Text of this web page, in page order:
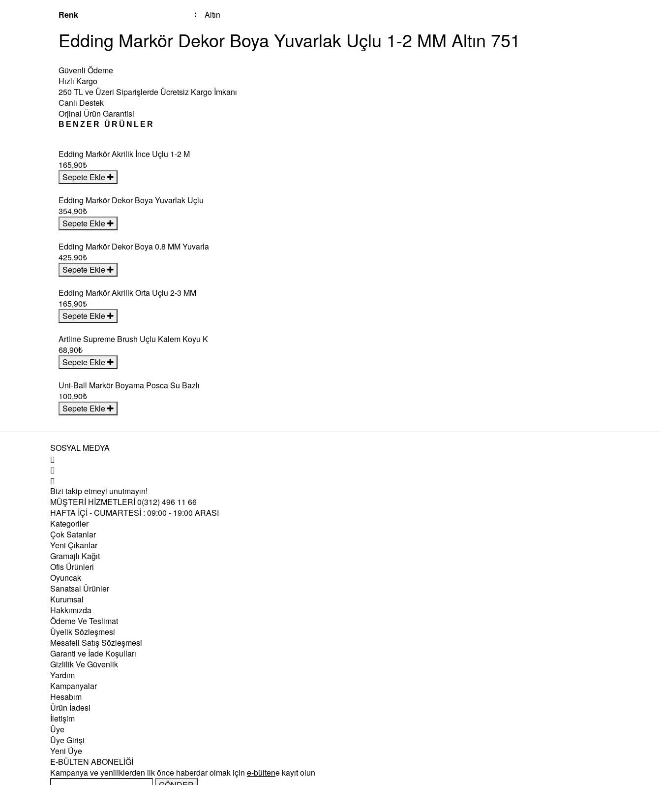
Renk Altın
Edding Markör Dekor Boya Yuvarlak Uçlu 1-2 MM Altın 751
Güvenli Ödeme
Hızlı Kargo
250 TL ve Üzeri Siparişlerde Ücretsiz Kargo İmkanı
Canlı Destek
Orjinal Ürün Garantisi
BENZER ÜRÜNLER
Edding Markör Akrilik İnce Uçlu 1-2 M
165,90₺
Sepete Ekle
Edding Markör Dekor Boya Yuvarlak Uçlu
354,90₺
Sepete Ekle
Edding Markör Dekor Boya 0.8 MM Yuvarla
425,90₺
Sepete Ekle
Edding Markör Akrilik Orta Uçlu 2-3 MM
165,90₺
Sepete Ekle
Artline Supreme Brush Uçlu Kalem Koyu K
68,90₺
Sepete Ekle
Uni-Ball Markör Boyama Posca Su Bazlı
100,90₺
Sepete Ekle
SOSYAL MEDYA
Bizi takip etmeyi unutmayın!
MÜŞTERİ HİZMETLERİ0(312) 496 11 66
HAFTA İÇİ - CUMARTESİ : 09:00 - 19:00 ARASI
Kategoriler
Çok Satanlar
Yeni Çıkanlar
Gramajlı Kağıt
Ofis Ürünleri
Oyuncak
Sanatsal Ürünler
Kurumsal
Hakkımızda
Ödeme Ve Teslimat
Üyelik Sözleşmesi
Mesafeli Satış Sözleşmesi
Garanti ve İade Koşulları
Gizlilik Ve Güvenlik
Yardım
Kampanyalar
Hesabım
Ürün İadesi
İletişim
Üye
Üye Girişi
Yeni Üye
E-BÜLTEN ABONELİĞİ
Kampanya ve yeniliklerden ilk önce haberdar olmak için e-bültene kayıt olun